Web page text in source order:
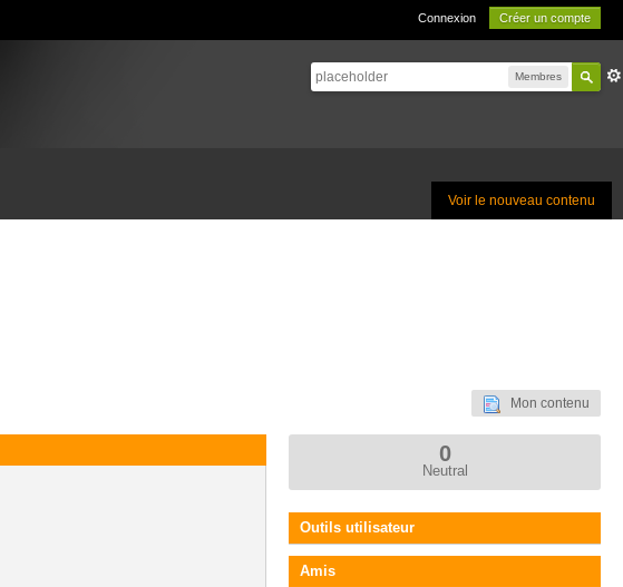
Connexion Créer un compte
Membres
Voir le nouveau contenu
Mon contenu
0
Neutral
Outils utilisateur
Amis